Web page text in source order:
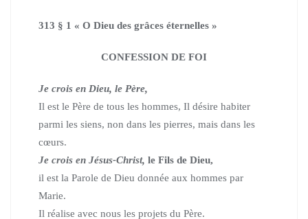
313 § 1 « O Dieu des grâces éternelles »
CONFESSION DE FOI
Je crois en Dieu, le Père,
Il est le Père de tous les hommes, Il désire habiter
parmi les siens, non dans les pierres, mais dans les
cœurs.
Je crois en Jésus-Christ, le Fils de Dieu,
il est la Parole de Dieu donnée aux hommes par
Marie.
Il réalise avec nous les projets du Père.